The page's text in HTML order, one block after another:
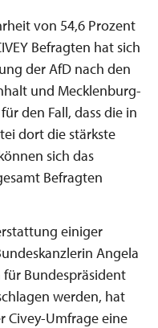
von 54,6 Prozent
Befragten hat sich
der AfD nach den
und Mecklenburg-
den Fall, dass die in
dort die stärkste
sich das
Befragten
einiger
Angela
Bundespräsident
werden, hat
Civey-Umfrage eine